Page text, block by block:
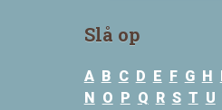
Slå op
A B C D E F G H
N
O P Q R S T U